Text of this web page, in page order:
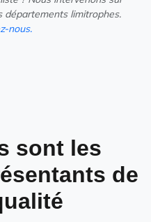
départements limitrophes.
nous.
sont les
de